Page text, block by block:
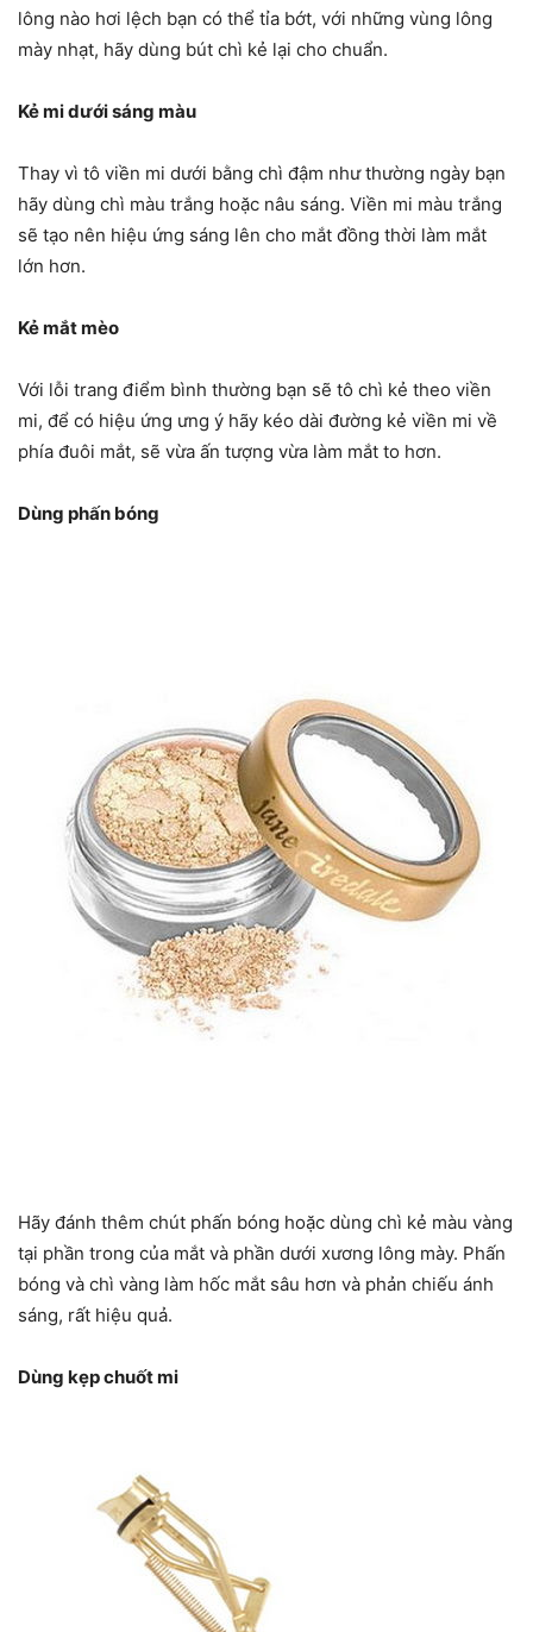
lông nào hơi lệch bạn có thể tỉa bớt, với những vùng lông
mày nhạt, hãy dùng bút chì kẻ lại cho chuẩn.
Kẻ mi dưới sáng màu
Thay vì tô viền mi dưới bằng chì đậm như thường ngày bạn
hãy dùng chì màu trắng hoặc nâu sáng. Viền mi màu trắng
sẽ tạo nên hiệu ứng sáng lên cho mắt đồng thời làm mắt
lớn hơn.
Kẻ mắt mèo
Với lỗi trang điểm bình thường bạn sẽ tô chì kẻ theo viền
mi, để có hiệu ứng ưng ý hãy kéo dài đường kẻ viền mi về
phía đuôi mắt, sẽ vừa ấn tượng vừa làm mắt to hơn.
Dùng phấn bóng
Hãy đánh thêm chút phấn bóng hoặc dùng chì kẻ màu vàng
tại phần trong của mắt và phần dưới xương lông mày. Phấn
bóng và chì vàng làm hốc mắt sâu hơn và phản chiếu ánh
sáng, rất hiệu quả.
Dùng kẹp chuốt mi